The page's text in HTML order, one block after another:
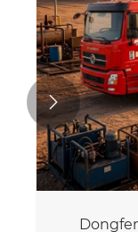
